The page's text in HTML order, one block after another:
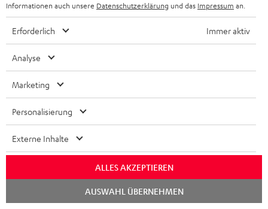
„Edles Design in perfekter Verarbeitung, moderne
Streaming- und Multiroom-Funktionalitäten gepaart mit
01/2016
Informationen auch unsere Datenschutzerklärung und das Impressum an.
Erforderlich Immer aktiv
Analyse
Marketing
Personalisierung
Externe Inhalte
ALLES AKZEPTIEREN
AUSWAHL ÜBERNEHMEN